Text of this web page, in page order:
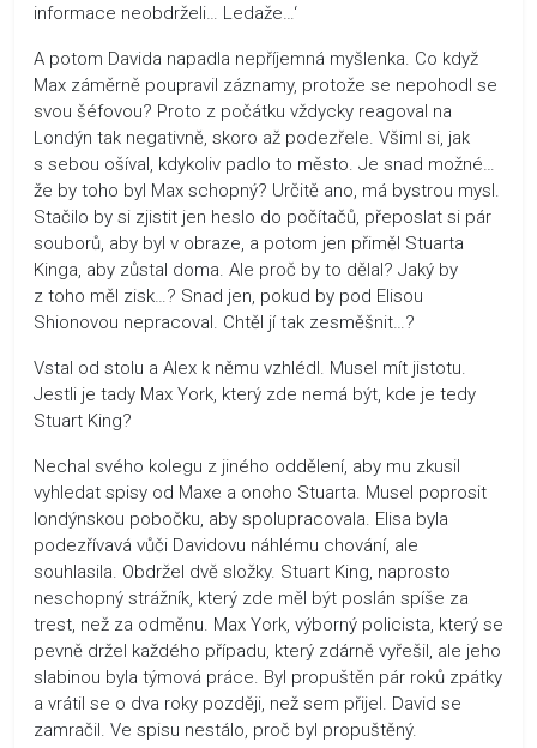
informace neobdrželi… Ledaže…‘
A potom Davida napadla nepříjemná myšlenka. Co když
Max záměrně poupravil záznamy, protože se nepohodl se
svou šéfovou? Proto z počátku vždycky reagoval na
Londýn tak negativně, skoro až podezřele. Všiml si, jak
s sebou ošíval, kdykoliv padlo to město. Je snad možné…
že by toho byl Max schopný? Určitě ano, má bystrou mysl.
Stačilo by si zjistit jen heslo do počítačů, přeposlat si pár
souborů, aby byl v obraze, a potom jen přiměl Stuarta
Kinga, aby zůstal doma. Ale proč by to dělal? Jaký by
z toho měl zisk…? Snad jen, pokud by pod Elisou
Shionovou nepracoval. Chtěl jí tak zesměšnit…?
Vstal od stolu a Alex k němu vzhlédl. Musel mít jistotu.
Jestli je tady Max York, který zde nemá být, kde je tedy
Stuart King?
Nechal svého kolegu z jiného oddělení, aby mu zkusil
vyhledat spisy od Maxe a onoho Stuarta. Musel poprosit
londýnskou pobočku, aby spolupracovala. Elisa byla
podezřívavá vůči Davidovu náhlému chování, ale
souhlasila. Obdržel dvě složky. Stuart King, naprosto
neschopný strážník, který zde měl být poslán spíše za
trest, než za odměnu. Max York, výborný policista, který se
pevně držel každého případu, který zdárně vyřešil, ale jeho
slabinou byla týmová práce. Byl propuštěn pár roků zpátky
a vrátil se o dva roky později, než sem přijel. David se
zamračil. Ve spisu nestálo, proč byl propuštěný.